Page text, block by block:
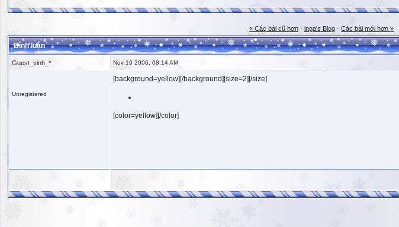
« Các bài cũ hơn · inga's Blog · Các bài mới hơn »
Bình luận
Guest_vinh_* Nov 19 2006, 08:14 AM
Unregistered
[background=yellow][/background][size=2][/size]
[color=yellow][/color]